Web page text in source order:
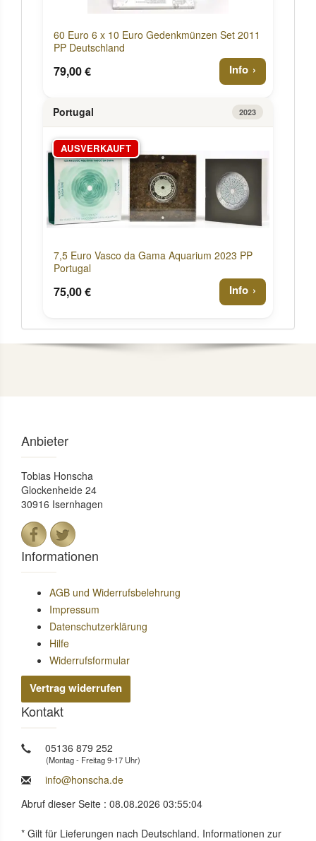
60 Euro 6 x 10 Euro Gedenkmünzen Set 2011
PP Deutschland
79,00 € Info
Portugal 2023
AUSVERKAUFT
7,5 Euro Vasco da Gama Aquarium 2023 PP
Portugal
75,00 € Info
Anbieter
Tobias Honscha
Glockenheide 24
30916 Isernhagen
Informationen
AGB und Widerrufsbelehrung
Impressum
Datenschutzerklärung
Hilfe
Widerrufsformular
Vertrag widerrufen
Kontakt
05136 879 252
(Montag - Freitag 9-17 Uhr)
info@honscha.de
Abruf dieser Seite : 08.08.2026 03:55:04
* Gilt für Lieferungen nach Deutschland. Informationen zur